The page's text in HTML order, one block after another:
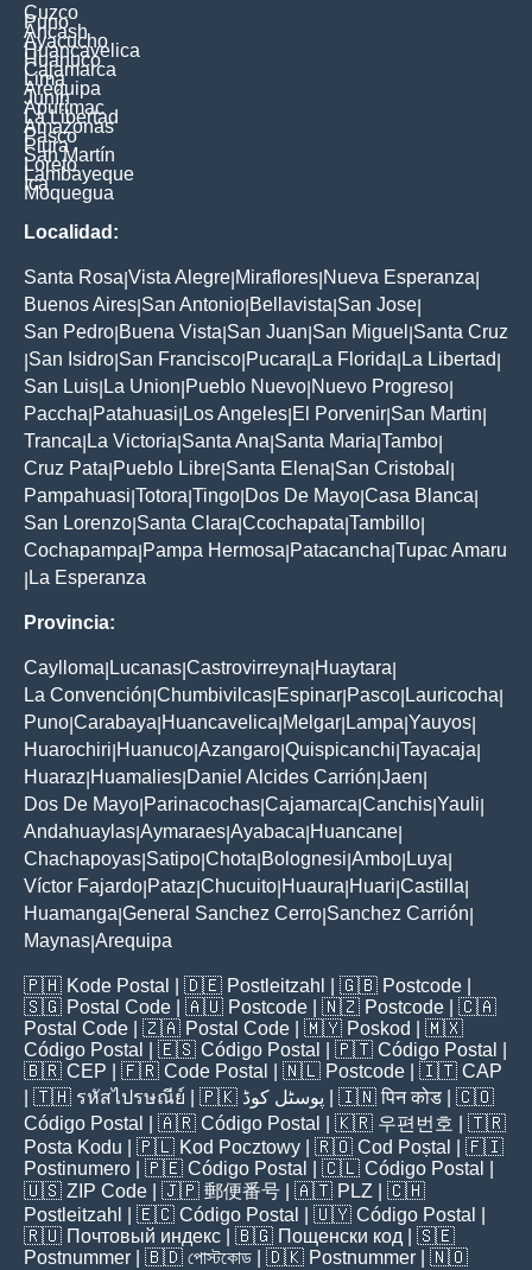
Cuzco
Puno
Ancash
Ayacucho
Huancavelica
Huanuco
Cajamarca
Lima
Arequipa
Junín
Apurimac
La Libertad
Amazonas
Pasco
Piura
San Martín
Loreto
Lambayeque
Ica
Moquegua
Localidad:
Santa Rosa Vista Alegre Miraflores Nueva Esperanza
Buenos Aires San Antonio Bellavista San Jose
San Pedro Buena Vista San Juan San Miguel Santa Cruz
San Isidro San Francisco Pucara La Florida La Libertad
San Luis La Union Pueblo Nuevo Nuevo Progreso
Paccha Patahuasi Los Angeles El Porvenir San Martin
Tranca La Victoria Santa Ana Santa Maria Tambo
Cruz Pata Pueblo Libre Santa Elena San Cristobal
Pampahuasi Totora Tingo Dos De Mayo Casa Blanca
San Lorenzo Santa Clara Ccochapata Tambillo
Cochapampa Pampa Hermosa Patacancha Tupac Amaru
La Esperanza
Provincia:
Caylloma Lucanas Castrovirreyna Huaytara
La Convención Chumbivilcas Espinar Pasco Lauricocha
Puno Carabaya Huancavelica Melgar Lampa Yauyos
Huarochiri Huanuco Azangaro Quispicanchi Tayacaja
Huaraz Huamalies Daniel Alcides Carrión Jaen
Dos De Mayo Parinacochas Cajamarca Canchis Yauli
Andahuaylas Aymaraes Ayabaca Huancane
Chachapoyas Satipo Chota Bolognesi Ambo Luya
Víctor Fajardo Pataz Chucuito Huaura Huari Castilla
Huamanga General Sanchez Cerro Sanchez Carrión
Maynas Arequipa
🇵🇭 Kode Postal | 🇩🇪 Postleitzahl | 🇬🇧 Postcode
🇸🇬 Postal Code | 🇦🇺 Postcode | 🇳🇿 Postcode | 🇨🇦
Postal Code | 🇿🇦 Postal Code | 🇲🇾 Poskod
| 🇲🇽
Código Postal
| 🇪🇸 Código Postal | 🇵🇹 Código Postal
🇧🇷 CEP | 🇫🇷 Code Postal | 🇳🇱 Postcode | 🇮🇹 CAP
| 🇹🇭 รหัสไปรษณีย์ | 🇵🇰 پوسٹل کوڈ | 🇮🇳पिन कोड | 🇨🇴
Código Postal
| 🇦🇷 Código Postal | 🇰🇷 우편번호
| 🇹🇷
Posta Kodu | 🇵🇱 Kod Pocztowy | 🇷🇴 Cod Poștal
| 🇫🇮
Postinumero | 🇵🇪 Código Postal | 🇨🇱 Código Postal
🇺🇸 ZIP Code | 🇯🇵 郵便番号 | 🇦🇹 PLZ | 🇨🇭
Postleitzahl
| 🇪🇨 Código Postal | 🇺🇾 Código Postal
🇷🇺 Почтовый индекс | 🇧🇬 Пощенски код | 🇸🇪
Postnummer | 🇧🇩 পোস্টকোড | 🇩🇰 Postnummer | 🇳🇴